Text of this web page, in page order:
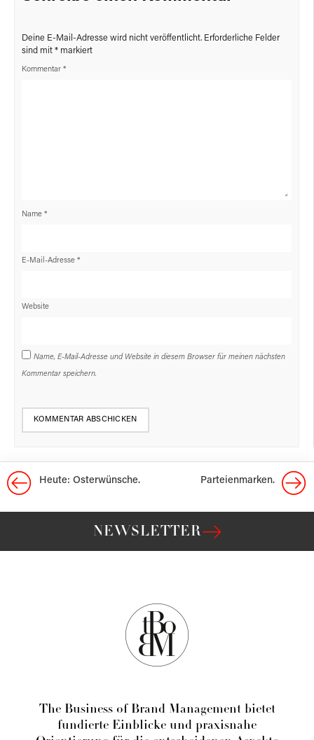
Deine E-Mail-Adresse wird nicht veröffentlicht. Erforderliche Felder
sind mit * markiert
Kommentar *
Name *
E-Mail-Adresse *
Website
Name, E-Mail-Adresse und Website in diesem Browser für meinen nächsten
Kommentar speichern.
Heute: Osterwünsche. Parteien­marken.
NEWSLETTER
The Business of Brand Management bietet
fundierte Einblicke und praxisnahe